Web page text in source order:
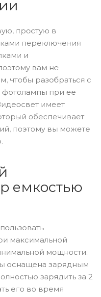
простую в
переключения
и
вам не
чтобы разобраться с
фотолампы при ее
имеет
обеспечивает
поэтому вы можете
емкостью
максимальной
мощности.
оснащена зарядным
зарядить за 2
его во время